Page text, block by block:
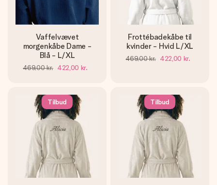
Vaffelvævet
morgenkåbe Dame -
Blå - L/XL
469,00 kr. 422,00 kr.
Frottébadekåbe til
kvinder - Hvid L/XL
469,00 kr. 422,00 kr.
Tilbud Tilbud